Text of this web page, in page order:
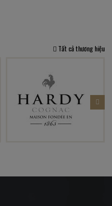
Tất cả thương hiệu